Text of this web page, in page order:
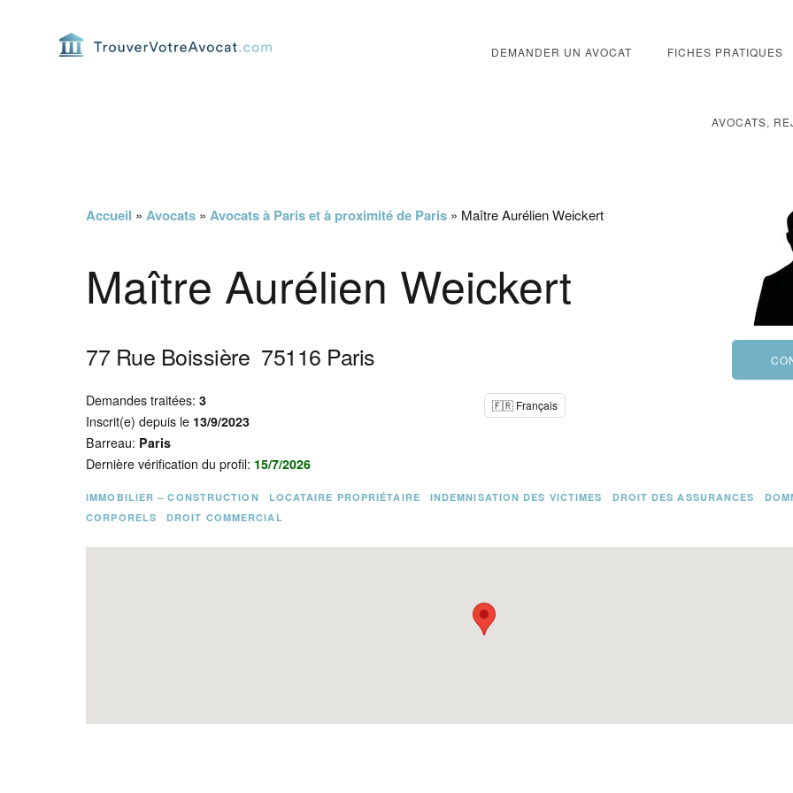
DEMANDER UN AVOCAT FICHES PRATIQUES
AVOCATS,
Accueil » Avocats » Avocats à Paris et à proximité de Paris » Maître Aurélien Weickert
Maître Aurélien Weickert
77 Rue Boissière 75116 Paris
Demandes traitées:3
Inscrit(e) depuis le 13/9/2023
Barreau: Paris
Dernière vérification du profil: 15/7/2026
🇫🇷 Français
IMMOBILIER – CONSTRUCTION LOCATAIRE PROPRIÉTAIRE INDEMNISATION DES VICTIMES DROIT DES ASSURANCES
CORPORELS
DROIT COMMERCIAL